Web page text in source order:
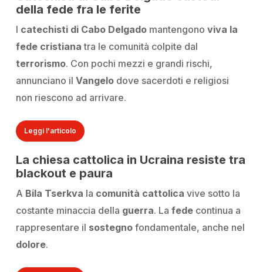
della fede fra le ferite
I catechisti di Cabo Delgado mantengonoviva la
fede cristiana tra le comunità colpite dal
terrorismo. Con pochi mezzi e grandi rischi,
annunciano ilVangelo dove sacerdoti e religiosi
non riescono ad arrivare.
Leggi l'articolo
La chiesa cattolica in Ucraina resiste tra
blackout e paura
A Bila Tserkva la comunità cattolica vive sotto la
costante minaccia della guerra. Lafede continua a
rappresentare il sostegno fondamentale, anche nel
dolore.